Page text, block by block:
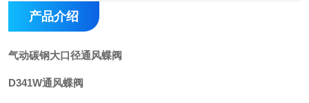
产品介绍
气动碳钢大口径通风蝶阀
D341W通风蝶阀